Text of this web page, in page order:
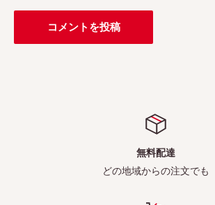
コメントを投稿
無料配達
どの地域からの注文でも